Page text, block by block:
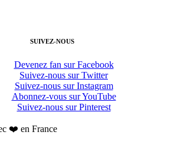
SUIVEZ-NOUS
Devenez fan sur Facebook
Suivez-nous sur Twitter
Suivez-nous sur Instagram
Abonnez-vous sur YouTube
Suivez-nous sur Pinterest
❤️ en France